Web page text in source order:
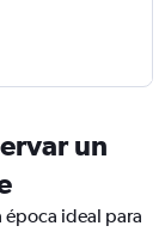
un
época ideal para